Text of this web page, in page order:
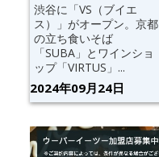
渋谷に「VS（ブイエ
ス）」がオープン。京都
の立ち食いそば
「SUBA」とワインショ
ップ「VIRTUS」...
2024年09月24日